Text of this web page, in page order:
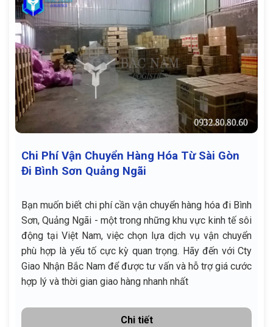
Chi Phí Vận Chuyển Hàng Hóa Từ Sài Gòn
Đi Bình Sơn Quảng Ngãi
Bạn muốn biết chi phí cần vận chuyển hàng hóa đi Bình
Sơn, Quảng Ngãi - một trong những khu vực kinh tế sôi
động tại Việt Nam, việc chọn lựa dịch vụ vận chuyển
phù hợp là yếu tố cực kỳ quan trọng. Hãy đến với Cty
Giao Nhận Bắc Nam để được tư vấn và hỗ trợ giá cước
hợp lý và thời gian giao hàng nhanh nhất
Chi tiết